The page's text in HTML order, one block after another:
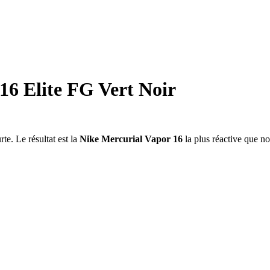
Elite FG Vert Noir
Le résultat est la Nike Mercurial Vapor 16 la plus réactive que